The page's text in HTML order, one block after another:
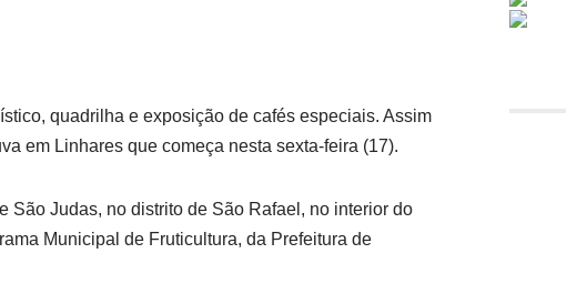
quadrilha e exposição de cafés especiais. Assim
em Linhares que começa nesta sexta-feira (17).
São Judas, no distrito de São Rafael, no interior do
Municipal de Fruticultura, da Prefeitura de